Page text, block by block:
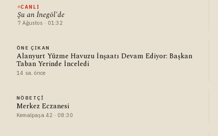
CANLI
Şu an İnegöl'de
7 Ağustos · 01:32
ÖNE ÇIKAN
Alanyurt Yüzme Havuzu İnşaatı Devam Ediyor: Başkan
Taban Yerinde İnceledi
14 sa. önce
NÖBETÇI
Merkez Eczanesi
Kemalpaşa 42 · 08:30